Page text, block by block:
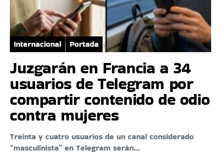
Internacional Portada
Juzgarán en Francia a 34
usuarios de Telegram por
compartir contenido de odio
contra mujeres
Treinta y cuatro usuarios de un canal considerado
“masculinista” en Telegram serán…